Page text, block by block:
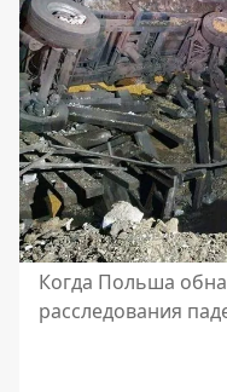
Когда Польша
расследования